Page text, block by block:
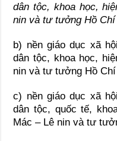
dân tộc, khoa học,
nin và tư tưởng Hồ Chí
b) nền giáo dục xã
dân tộc, khoa học,
nin và tư tưởng Hồ
c) nền giáo dục xã
dân tộc, quốc tế,
Mác – Lê nin và tư